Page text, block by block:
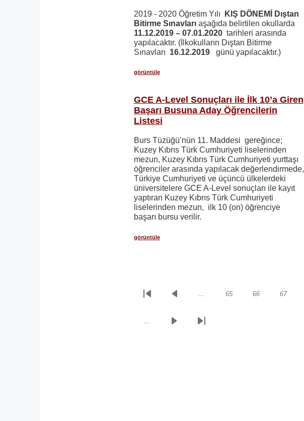
2019 - 2020 Öğretim Yılı
KIŞ DÖNEMİ Dıştan
Bitirme Sınavlarıaşağıda belirtilen okullarda
11.12.2019 – 07.01.2020 tarihleri arasında
yapılacaktır. (İlkokulların Dıştan Bitirme
Sınavları 16.12.2019 günü yapılacaktır.)
görüntüle
GCE A-Level Sonuçları ile İlk 10’a Giren
Başarı Busuna Aday Öğrencilerin
Listesi
Burs Tüzüğü’nün 11. Maddesi gereğince;
Kuzey Kıbrıs Türk Cumhuriyeti liselerinden
mezun, Kuzey Kıbrıs Türk Cumhuriyeti yurttaşı
öğrenciler arasında yapılacak değerlendirmede,
Türkiye Cumhuriyeti ve üçüncü ülkelerdeki
üniversitelere GCE A-Level sonuçları ile kayıt
yaptıran Kuzey Kıbrıs Türk Cumhuriyeti
liselerinden mezun, ilk 10 (on) öğrenciye
başarı bursu verilir.
görüntüle
Sayfalama
İlk
Önceki
… Sayfa
65 Sayfa
66 Sayfa
67
…
Sonraki
Son